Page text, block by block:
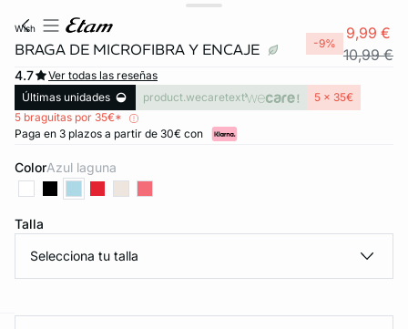
wish
BRAGA DE MICROFIBRA Y ENCAJE -9%
9,99 €
10,99 €
4.7
Ver todas las reseñas
Últimas unidades
product.wecaretext
5 x 35€
5 braguitas por 35€*
Paga en 3 plazos a partir de 30€ con
Color azul laguna
Talla
Selecciona tu talla